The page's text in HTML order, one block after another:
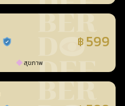
ร้านยืนยันแล้ว ฿ 599
สุขภาพ